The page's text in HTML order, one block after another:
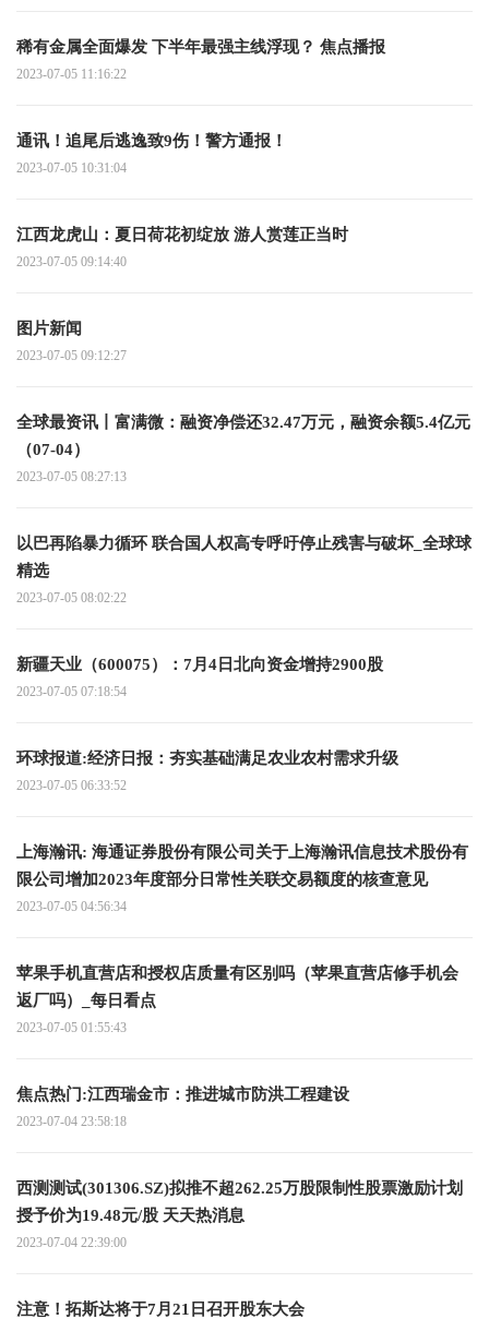
稀有金属全面爆发 下半年最强主线浮现？ 焦点播报
2023-07-05 11:16:22
通讯！追尾后逃逸致9伤！警方通报！
2023-07-05 10:31:04
江西龙虎山：夏日荷花初绽放 游人赏莲正当时
2023-07-05 09:14:40
图片新闻
2023-07-05 09:12:27
全球最资讯丨富满微：融资净偿还32.47万元，融资余额5.4亿元
（07-04）
2023-07-05 08:27:13
以巴再陷暴力循环 联合国人权高专呼吁停止残害与破坏_全球球
精选
2023-07-05 08:02:22
新疆天业（600075）：7月4日北向资金增持2900股
2023-07-05 07:18:54
环球报道:经济日报：夯实基础满足农业农村需求升级
2023-07-05 06:33:52
上海瀚讯: 海通证券股份有限公司关于上海瀚讯信息技术股份有
限公司增加2023年度部分日常性关联交易额度的核查意见
2023-07-05 04:56:34
苹果手机直营店和授权店质量有区别吗（苹果直营店修手机会
返厂吗）_每日看点
2023-07-05 01:55:43
焦点热门:江西瑞金市：推进城市防洪工程建设
2023-07-04 23:58:18
西测测试(301306.SZ)拟推不超262.25万股限制性股票激励计划
授予价为19.48元/股 天天热消息
2023-07-04 22:39:00
注意！拓斯达将于7月21日召开股东大会